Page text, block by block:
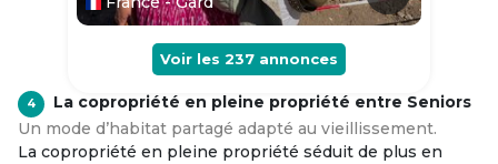
Voir les 237 annonces
4
La copropriété en pleine propriété entre Seniors
Un mode d’habitat partagé adapté au vieillissement.
La copropriété en pleine propriété séduit de plus en